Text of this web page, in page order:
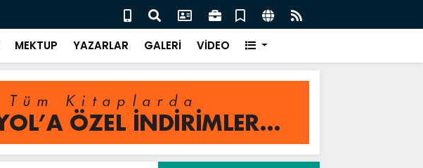
Yaşadığım Genç Yıllarım / Saim Kaya
MEKTUP YAZARLAR GALERİ VİDEO